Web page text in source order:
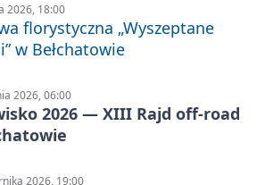
2026, 18:00
florystyczna „Wyszeptane
w Bełchatowie
2026, 06:00
2026 — XIII Rajd off‑road
2026, 19:00